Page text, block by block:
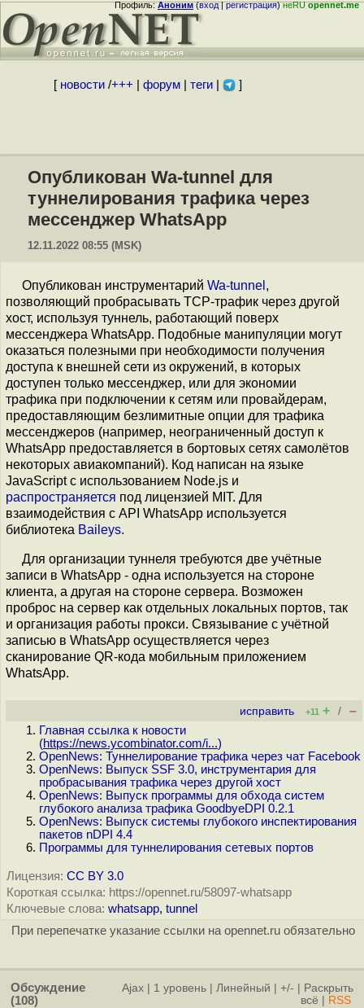
Профиль:Аноним(вход|регистрация)неRUopennet.me
[ новости/+++ форум| теги| ]
Опубликован Wa-tunnel для
туннелирования трафика через
мессенджер WhatsApp
12.11.2022 08:55 (MSK)
Опубликован инструментарий Wa-tunnel ,
позволяющий пробрасывать TCP-трафик через другой
хост, используя туннель, работающий поверх
мессенджера WhatsApp. Подобные манипуляции могут
оказаться полезными при необходимости получения
доступа к внешней сети из окружений, в которых
доступен только мессенджер, или для экономии
трафика при подключении к сетям или провайдерам,
предоставляющим безлимитные опции для трафика
мессенджеров (например, неограниченный доступ к
WhatsApp предоставляется в бортовых сетях самолётов
некоторых авиакомпаний). Код написан на языке
JavaScript с использованием Node.js и
распространяется под лицензией MIT. Для
взаимодействия с API WhatsApp используется
библиотека Baileys.
Для организации туннеля требуются две учётные
записи в WhatsApp - одна используется на стороне
клиента, а другая на стороне сервера. Возможен
проброс на сервер как отдельных локальных портов, так
и организация работы прокси. Связывание с учётной
записью в WhatsApp осуществляется через
сканирование QR-кода мобильным приложением
WhatsApp.
исправить +11 + / –
Главная ссылка к новости
(https://news.ycombinator.com/i...)
OpenNews: Туннелирование трафика через чат Facebook
OpenNews: Выпуск SSF 3.0, инструментария для
пробрасывания трафика через другой хост
OpenNews: Выпуск программы для обхода систем
глубокого анализа трафика GoodbyeDPI 0.2.1
OpenNews: Выпуск системы глубокого инспектирования
пакетов nDPI 4.4
Программы для туннелирования сетевых портов
Лицензия: CC BY 3.0
Короткая ссылка: https://opennet.ru/58097-whatsapp
Ключевые слова: whatsapp, tunnel
При перепечатке указание ссылки на opennet.ru обязательно
Обсуждение
(108)
Ajax 1 уровень Линейный +/-
Раскрыть
всё
RSS